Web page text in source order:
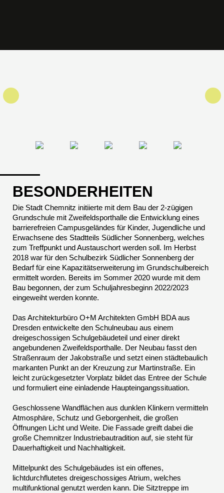
BESONDERHEITEN
Die Stadt Chemnitz initiierte mit dem Bau der 2-zügigen
Grundschule mit Zweifeldsporthalle die Entwicklung eines
barrierefreien Campusgeländes für Kinder, Jugendliche und
Erwachsene des Stadtteils Südlicher Sonnenberg, welches
zum Treffpunkt und Austauschort werden soll. Im Herbst
2018 war für den Schulbezirk Südlicher Sonnenberg der
Bedarf für eine Kapazitätserweiterung im Grundschulbereich
ermittelt worden. Bereits im Sommer 2020 wurde mit dem
Bau begonnen, der zum Schuljahresbeginn 2022/2023
eingeweiht werden konnte.
Das Architekturbüro O+M Architekten GmbH BDA aus
Dresden entwickelte den Schulneubau aus einem
dreigeschossigen Schulgebäudeteil und einer direkt
angebundenen Zweifeldsporthalle. Der Neubau fasst den
Straßenraum der Jakobstraße und setzt einen städtebaulich
markanten Punkt an der Kreuzung zur Martinstraße. Ein
leicht zurückgesetzter Vorplatz bildet das Entree der Schule
und formuliert eine einladende Haupteingangssituation.
Geschlossene Wandflächen aus dunklen Klinkern vermitteln
Atmosphäre, Schutz und Geborgenheit, die großen
Öffnungen Licht und Weite. Die Fassade greift dabei die
große Chemnitzer Industriebautradition auf, sie steht für
Dauerhaftigkeit und Nachhaltigkeit.
Mittelpunkt des Schulgebäudes ist ein offenes,
lichtdurchflutetes dreigeschossiges Atrium, welches
multifunktional genutzt werden kann. Die Sitztreppe im